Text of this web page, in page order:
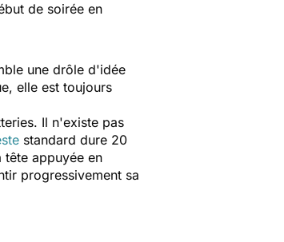
de soirée en
une drôle d'idée
elle est toujours
Il n'existe pas
standard dure 20
appuyée en
progressivement sa